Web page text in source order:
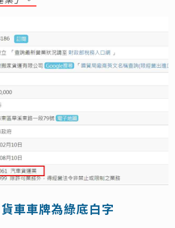
車車牌為綠底白字